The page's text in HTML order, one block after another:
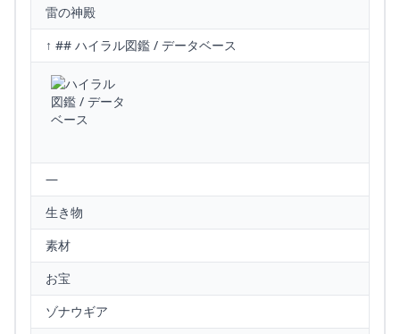
雷の神殿
↑ ## ハイラル図鑑 / データベース
—
生き物
素材
お宝
ゾナウギア